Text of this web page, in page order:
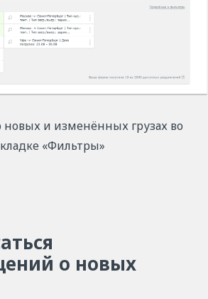
и изменённых грузах во
«Фильтры»
о новых